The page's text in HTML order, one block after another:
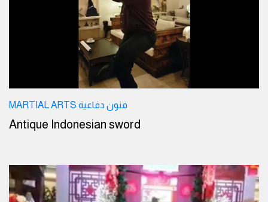
MARTIAL ARTS فنون دفاعية
Antique Indonesian sword